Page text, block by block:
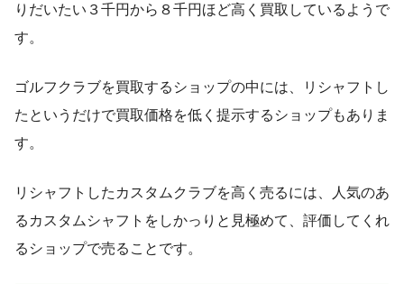
りだいたい３千円から８千円ほど高く買取しているようで
す。
ゴルフクラブを買取するショップの中には、リシャフトし
たというだけで買取価格を低く提示するショップもありま
す。
リシャフトしたカスタムクラブを高く売るには、人気のあ
るカスタムシャフトをしかっりと見極めて、評価してくれ
るショップで売ることです。